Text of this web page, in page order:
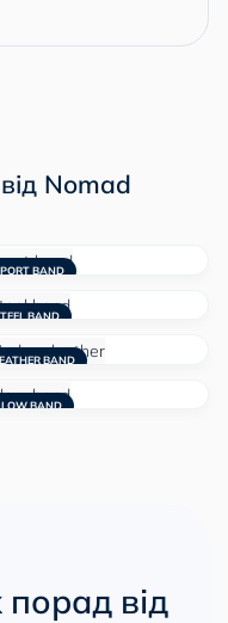
Nomad
BAND
BAND
BAND
BAND
порад від